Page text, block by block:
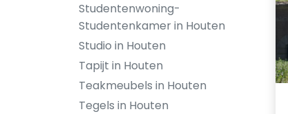
Studentenwoning-
Studentenkamer in Houten
Studio in Houten
Tapijt in Houten
Teakmeubels in Houten
Tegels in Houten